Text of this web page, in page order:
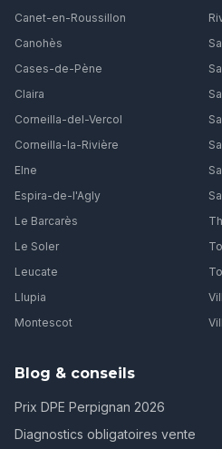
Canet-en-Roussillon
Canohès
Cases-de-Pène
Claira
Corneilla-del-Vercol
Corneilla-la-Rivière
Elne
Espira-de-l'Agly
Le Barcarès
Le Soler
Leucate
Llupia
Montescot
Blog & conseils
Prix DPE Perpignan 2026
Diagnostics obligatoires vente